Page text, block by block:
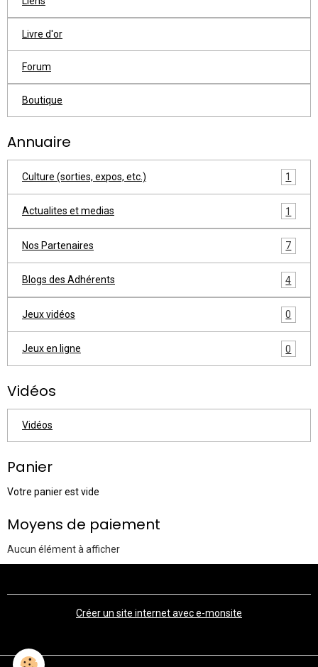
Livre d'or
Forum
Boutique
Annuaire
Culture (sorties, expos, etc.) 1
Actualites et medias 1
Nos Partenaires 7
Blogs des Adhérents 4
Jeux vidéos 0
Jeux en ligne 0
Vidéos
Vidéos
Panier
Votre panier est vide
Moyens de paiement
Aucun élément à afficher
Créer un site internet avec e-monsite